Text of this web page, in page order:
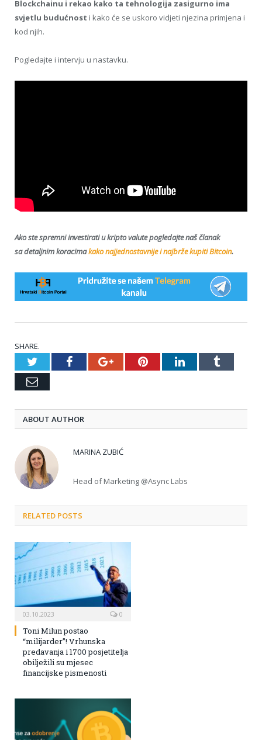
Blockchainu i rekao kako ta tehnologija zasigurno ima
svjetlu budućnost i kako će se uskoro vidjeti njezina primjena i
kod njih.
Pogledajte i intervju u nastavku.
Ako ste spremni investirati u kripto valute pogledajte naš članak
sa detaljnim koracimakako najjednostavnije i najbrže kupiti Bitcoin.
SHARE.
TwitterFacebookGoogle+PinterestLinkedInTumblr
Email
ABOUT AUTHOR
MARINA ZUBIĆ
Head of Marketing @Async Labs
RELATED POSTS
03.10.2023 0
Toni Milun postao
“milijarder”! Vrhunska
predavanja i 1700 posjetitelja
obilježili su mjesec
financijske pismenosti